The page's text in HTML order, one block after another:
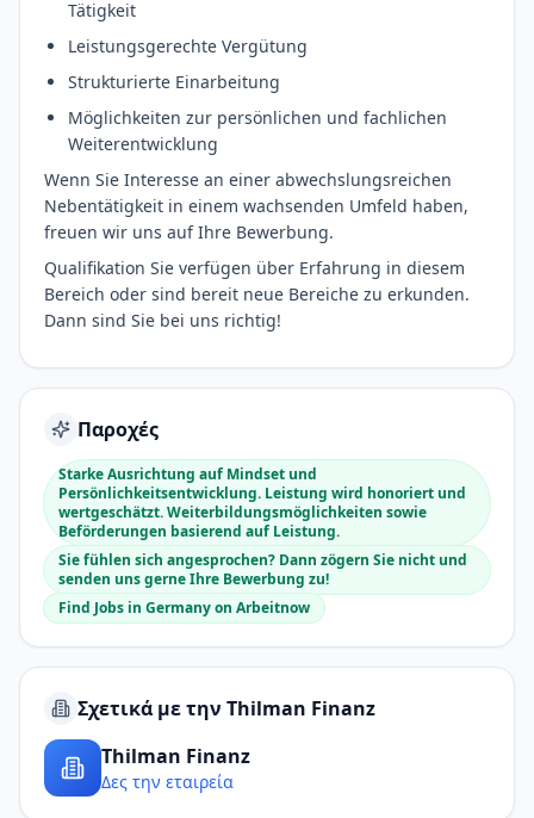
Tätigkeit
Leistungsgerechte Vergütung
Strukturierte Einarbeitung
Möglichkeiten zur persönlichen und fachlichen
Weiterentwicklung
Wenn Sie Interesse an einer abwechslungsreichen
Nebentätigkeit in einem wachsenden Umfeld haben,
freuen wir uns auf Ihre Bewerbung.
Qualifikation Sie verfügen über Erfahrung in diesem
Bereich oder sind bereit neue Bereiche zu erkunden.
Dann sind Sie bei uns richtig!
Παροχές
Starke Ausrichtung auf Mindset und
Persönlichkeitsentwicklung. Leistung wird honoriert und
wertgeschätzt. Weiterbildungsmöglichkeiten sowie
Beförderungen basierend auf Leistung.
Sie fühlen sich angesprochen? Dann zögern Sie nicht und
senden uns gerne Ihre Bewerbung zu!
Find Jobs in Germany on Arbeitnow
Σχετικά με την Thilman Finanz
Thilman Finanz
Δες την εταιρεία